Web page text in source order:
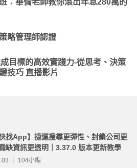
：華倫老師教你滾出年息280萬的
略管理師認證
目標的高效實踐力-從思考、決策
技巧 直播影片
快找App】捷運搜尋更彈性、封鎖公司更
缺資訊更透明｜3.37.0 版本更新教學
｜ 104小編